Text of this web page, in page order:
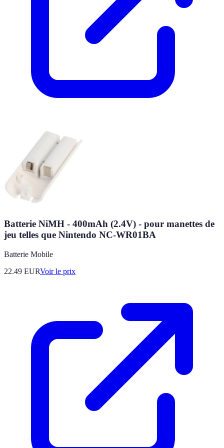
Batterie NiMH - 400mAh (2.4V) - pour manettes de
jeu telles que Nintendo NC-WR01BA
Batterie Mobile
22.49 EURVoir le prix